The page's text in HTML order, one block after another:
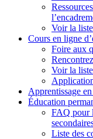
Voir la
Cours en ligne
Foire aux
Voir la
Apprentissage
Éducation
FAQ pour
Liste des